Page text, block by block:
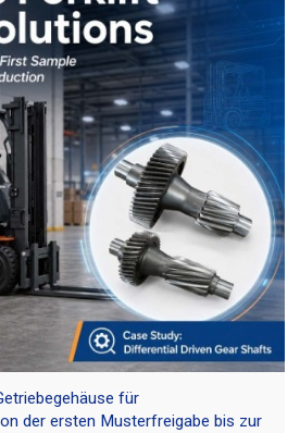
für
der ersten Musterfreigabe bis zur